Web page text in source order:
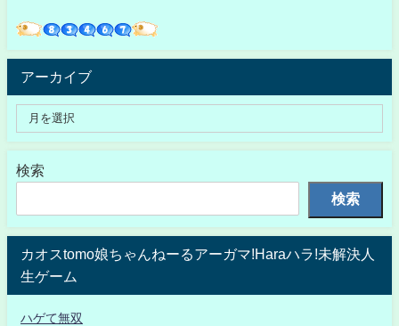
アーカイブ
検索
検索
カオスtomo娘ちゃんねーるアーガマ!Haraハラ!未解決人
生ゲーム
ハゲて無双